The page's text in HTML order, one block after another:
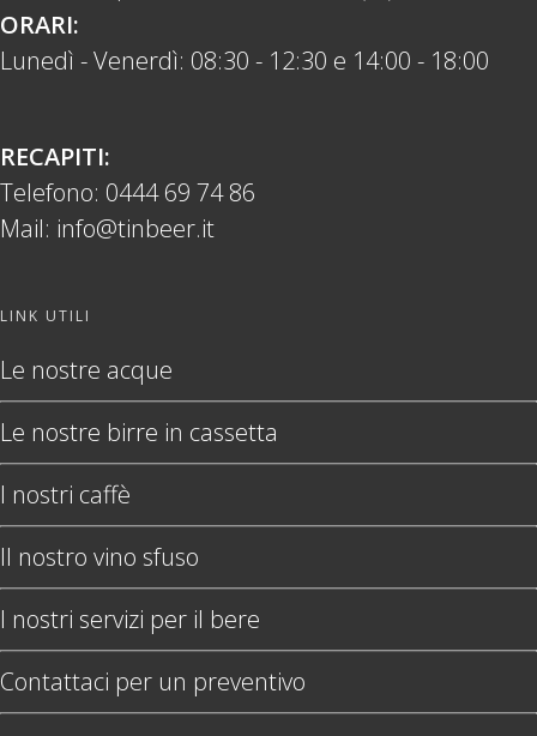
ORARI:
Lunedì - Venerdì: 08:30 - 12:30 e 14:00 - 18:00
RECAPITI:
Telefono: 0444 69 74 86
Mail: info@tinbeer.it
LINK UTILI
Le nostre acque
Le nostre birre in cassetta
I nostri caffè
Il nostro vino sfuso
I nostri servizi per il bere
Contattaci per un preventivo